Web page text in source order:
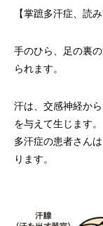
【掌蹠多汗症、読
手のひら、足の裏
られます。
汗は、交感神経か
を与えて生じます。
多汗症の患者さん
ります。